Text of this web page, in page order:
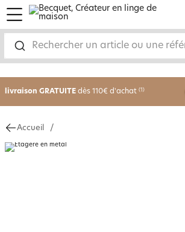
Rechercher un article ou une
menu
-30% sur votre commandedès 2 articles
livraison GRATUITE dès 110€ d'achat (1)
Accueil